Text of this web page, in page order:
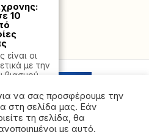
να σας προσφέρουμε την
στη σελίδα μας. Εάν
τη σελίδα, θα
με αυτό.
10
είναι οι
με την
βιασμού
γύρος
για
στην